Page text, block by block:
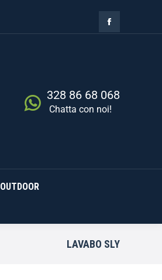
328 86 68 068
Chatta con noi!
OUTDOOR
LAVABO SLY